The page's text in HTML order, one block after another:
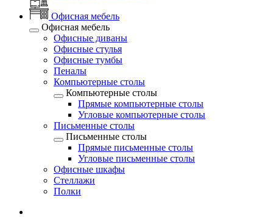
Офисная мебель
Офисная мебель
Офисные диваны
Офисные стулья
Офисные тумбы
Пеналы
Компьютерные столы
Компьютерные столы
Прямые компьютерные столы
Угловые компьютерные столы
Письменные столы
Письменные столы
Прямые письменные столы
Угловые письменные столы
Офисные шкафы
Стеллажи
Полки